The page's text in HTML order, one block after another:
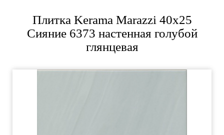
Плитка Kerama Marazzi 40x25
Сияние 6373 настенная голубой
глянцевая